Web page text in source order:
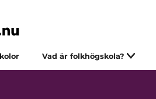
Vad är folkhögskola?